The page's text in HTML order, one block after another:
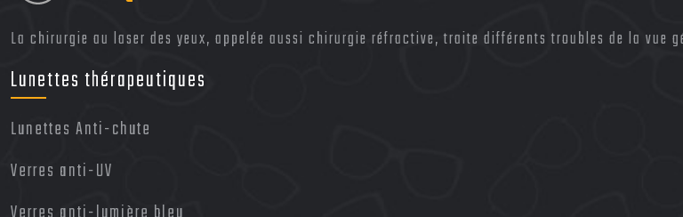
La chirurgie au laser des yeux, appelée aussi chirurgie réfractive, traite différents troubles de la vue
Lunettes thérapeutiques
Lunettes Anti-chute
Verres anti-UV